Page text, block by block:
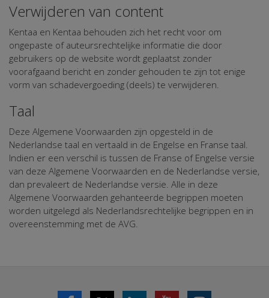
Verwijderen van content
Kentaa en Kentaa behouden zich het recht voor om
ongepaste of auteursrechtelijke informatie die door
gebruikers op de website wordt geplaatst zonder
voorafgaand bericht en zonder gehouden te zijn tot enige
vorm van schadevergoeding (deels) te verwijderen.
Taal
Deze Algemene Voorwaarden zijn opgesteld in de
Nederlandse taal en vertaald in de Engelse en Franse taal.
Indien er een verschil is tussen de Franse of Engelse versie
van deze Algemene Voorwaarden en de Nederlandse versie,
dan prevaleert de Nederlandse versie. Alle in deze
Algemene Voorwaarden gehanteerde begrippen moeten
worden uitgelegd als Nederlandsrechtelijke begrippen en in
overeenstemming met de AVG.